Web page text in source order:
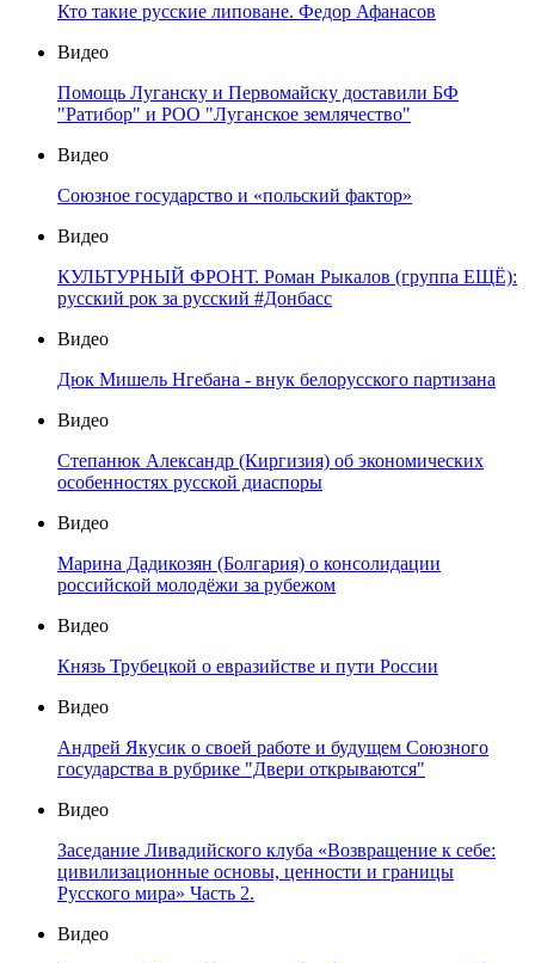
Кто такие русские липоване. Федор Афанасов
Видео
Помощь Луганску и Первомайску доставили БФ
"Ратибор" и РОО "Луганское землячество"
Видео
Союзное государство и «польский фактор»
Видео
КУЛЬТУРНЫЙ ФРОНТ. Роман Рыкалов (группа ЕЩЁ):
русский рок за русский #Донбасс
Видео
Дюк Мишель Нгебана - внук белорусского партизана
Видео
Степанюк Александр (Киргизия) об экономических
особенностях русской диаспоры
Видео
Марина Дадикозян (Болгария) о консолидации
российской молодёжи за рубежом
Видео
Князь Трубецкой о евразийстве и пути России
Видео
Андрей Якусик о своей работе и будущем Союзного
государства в рубрике "Двери открываются"
Видео
Заседание Ливадийского клуба «Возвращение к себе:
цивилизационные основы, ценности и границы
Русского мира» Часть 2.
Видео